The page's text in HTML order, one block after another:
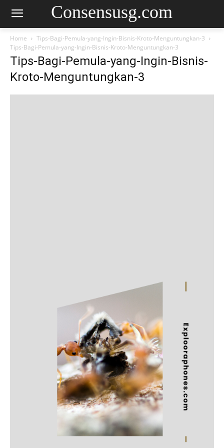
Consensusg.com
Home
Tips-Bagi-Pemula-yang-Ingin-Bisnis-Kroto-Menguntungkan-3
Tips-Bagi-Pemula-yang-Ingin-Bisnis-Kroto-Menguntungkan-3
Tips-Bagi-Pemula-yang-Ingin-Bisnis-
Kroto-Menguntungkan-3